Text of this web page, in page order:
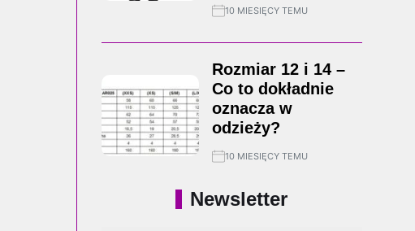
10 MIESIĘCY TEMU
Rozmiar 12 i 14 –
Co to dokładnie
oznacza w
odzieży?
10 MIESIĘCY TEMU
Newsletter